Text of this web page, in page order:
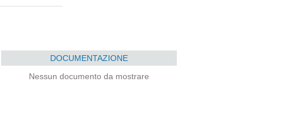
DOCUMENTAZIONE
Nessun documento da mostrare